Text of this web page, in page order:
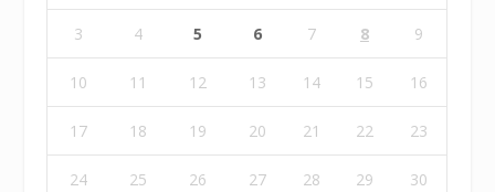
3 4 5 6 7 8 9
10 11 12 13 14 15 16
17 18 19 20 21 22 23
24 25 26 27 28 29 30